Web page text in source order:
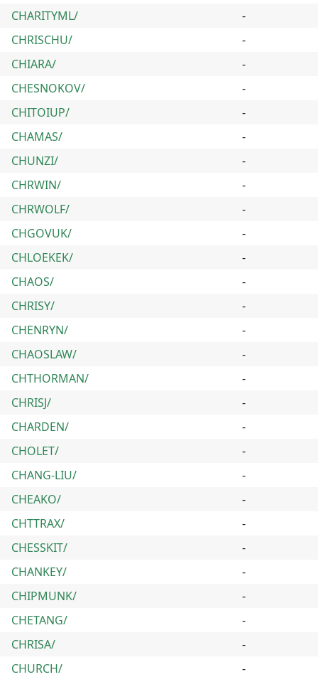
CHARITYML/
-
CHRISCHU/
-
CHIARA/
-
CHESNOKOV/
-
CHITOIUP/
-
CHAMAS/
-
CHUNZI/
-
CHRWIN/
-
CHRWOLF/
-
CHGOVUK/
-
CHLOEKEK/
-
CHAOS/
-
CHRISY/
-
CHENRYN/
-
CHAOSLAW/
-
CHTHORMAN/
-
CHRISJ/
-
CHARDEN/
-
CHOLET/
-
CHANG-LIU/
-
CHEAKO/
-
CHTTRAX/
-
CHESSKIT/
-
CHANKEY/
-
CHIPMUNK/
-
CHETANG/
-
CHRISA/
-
CHURCH/
-